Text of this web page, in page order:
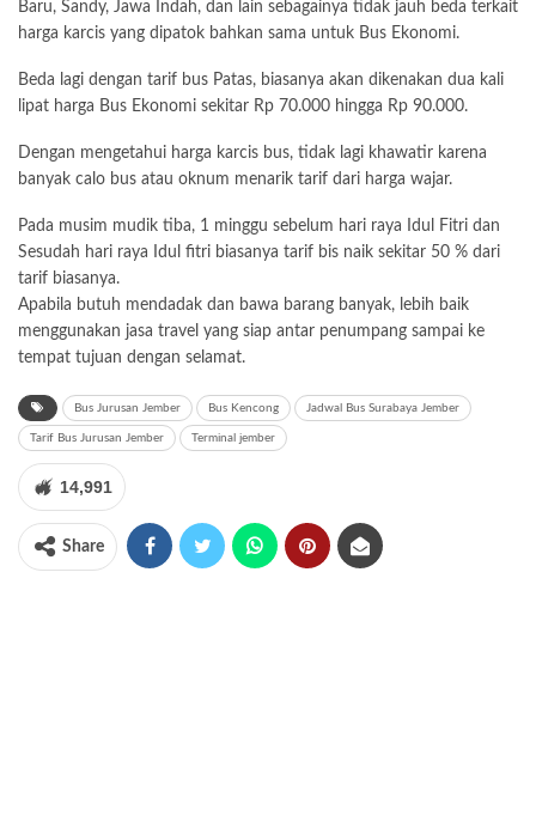
Baru, Sandy, Jawa Indah, dan lain sebagainya tidak jauh beda terkait
harga karcis yang dipatok bahkan sama untuk Bus Ekonomi.
Beda lagi dengan tarif bus Patas, biasanya akan dikenakan dua kali
lipat harga Bus Ekonomi sekitar Rp 70.000 hingga Rp 90.000.
Dengan mengetahui harga karcis bus, tidak lagi khawatir karena
banyak calo bus atau oknum menarik tarif dari harga wajar.
Pada musim mudik tiba, 1 minggu sebelum hari raya Idul Fitri dan
Sesudah hari raya Idul fitri biasanya tarif bis naik sekitar 50 % dari
tarif biasanya.
Apabila butuh mendadak dan bawa barang banyak, lebih baik
menggunakan jasa travel yang siap antar penumpang sampai ke
tempat tujuan dengan selamat.
Bus Jurusan Jember Bus Kencong Jadwal Bus Surabaya Jember
Tarif Bus Jurusan Jember Terminal jember
14,991
Share